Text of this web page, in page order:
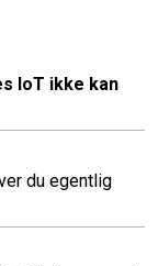
IoT ikke kan
du egentlig